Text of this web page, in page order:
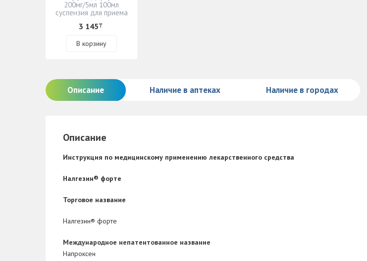
200мг/5мл 100мл
суспензия для приема
3 145₸
В корзину
Описание Наличие в аптеках Наличие в городах
Описание
Инструкция по медицинскому применению лекарственного средства
Налгезин® форте
Торговое название
Налгезин® форте
Международное непатентованное название
Напроксен